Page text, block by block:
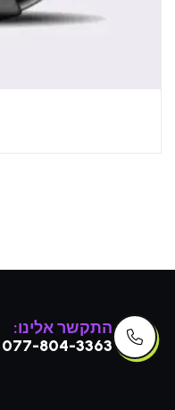
התקשר אלינו:
077-804-3363